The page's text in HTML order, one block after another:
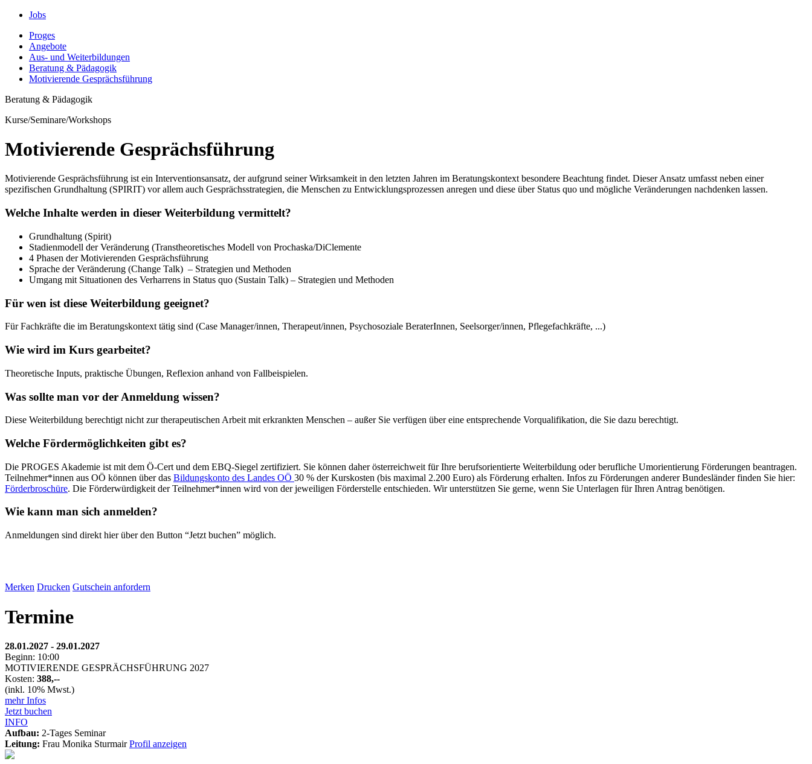
Jobs
Proges
Angebote
Aus- und Weiterbildungen
Beratung & Pädagogik
Motivierende Gesprächsführung
Beratung & Pädagogik
Kurse/Seminare/Workshops
Motivierende Gesprächsführung
Motivierende Gesprächsführung ist ein Interventionsansatz, der aufgrund seiner Wirksamkeit in den letzten Jahren im Beratungskontext besondere Beachtung findet. Dieser Ansatz umfasst neben einer
spezifischen Grundhaltung (SPIRIT) vor allem auch Gesprächsstrategien, die Menschen zu Entwicklungsprozessen anregen und diese über Status quo und mögliche Veränderungen nachdenken lassen.
Welche Inhalte werden in dieser Weiterbildung vermittelt?
Grundhaltung (Spirit)
Stadienmodell der Veränderung (Transtheoretisches Modell von Prochaska/DiClemente
4 Phasen der Motivierenden Gesprächsführung
Sprache der Veränderung (Change Talk) – Strategien und Methoden
Umgang mit Situationen des Verharrens in Status quo (Sustain Talk) – Strategien und Methoden
Für wen ist diese Weiterbildung geeignet?
Für Fachkräfte die im Beratungskontext tätig sind (Case Manager/innen, Therapeut/innen, Psychosoziale BeraterInnen, Seelsorger/innen, Pflegefachkräfte, ...)
Wie wird im Kurs gearbeitet?
Theoretische Inputs, praktische Übungen, Reflexion anhand von Fallbeispielen.
Was sollte man vor der Anmeldung wissen?
Diese Weiterbildung berechtigt nicht zur therapeutischen Arbeit mit erkrankten Menschen – außer Sie verfügen über eine entsprechende Vorqualifikation, die Sie dazu berechtigt.
Welche Fördermöglichkeiten gibt es?
Die PROGES Akademie ist mit dem Ö-Cert und dem EBQ-Siegel zertifiziert. Sie können daher österreichweit für Ihre berufsorientierte Weiterbildung oder berufliche Umorientierung Förderungen beantragen.
Teilnehmer*innen aus OÖ können über das Bildungskonto des Landes OÖ 30 % der Kurskosten (bis maximal 2.200 Euro) als Förderung erhalten. Infos zu Förderungen anderer Bundesländer finden Sie hier:
Förderbroschüre. Die Förderwürdigkeit der Teilnehmer*innen wird von der jeweiligen Förderstelle entschieden. Wir unterstützen Sie gerne, wenn Sie Unterlagen für Ihren Antrag benötigen.
Wie kann man sich anmelden?
Anmeldungen sind direkt hier über den Button “Jetzt buchen” möglich.
Merken Drucken Gutschein anfordern
Termine
28.01.2027 - 29.01.2027
Beginn: 10:00
MOTIVIERENDE GESPRÄCHSFÜHRUNG 2027
Kosten: 388,--
(inkl. 10% Mwst.)
mehr Infos
Jetzt buchen
INFO
Aufbau: 2-Tages Seminar
Leitung: Frau Monika SturmairProfil anzeigen